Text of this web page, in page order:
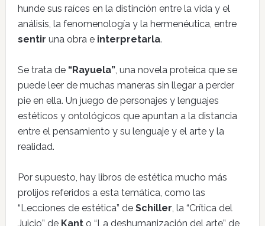
hunde sus raíces en la distinción entre la vida y el
análisis, la fenomenología y la hermenéutica, entre
sentir una obra e interpretarla.
Se trata de “Rayuela”, una novela proteica que se
puede leer de muchas maneras sin llegar a perder
pie en ella. Un juego de personajes y lenguajes
estéticos y ontológicos que apuntan a la distancia
entre el pensamiento y su lenguaje y el arte y la
realidad.
Por supuesto, hay libros de estética mucho más
prolijos referidos a esta temática, como las
“Lecciones de estética” de Schiller, la “Crítica del
Juicio” de Kanto “La deshumanización del arte” de